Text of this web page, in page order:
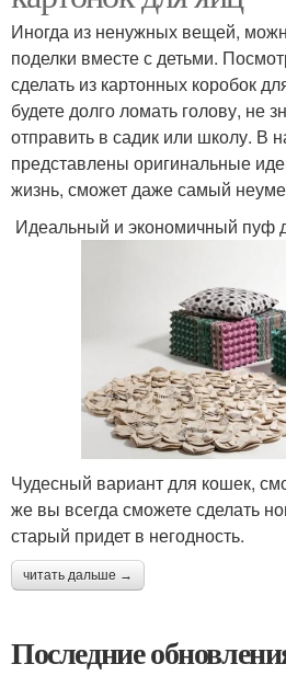
Иногда из ненужных вещей,
поделки вместе с детьми.
сделать из картонных коробок
будете долго ломать голову, не
отправить в садик или школу. В
представлены оригинальные
жизнь, сможет даже самый
Идеальный и экономичный пуф
Чудесный вариант для кошек,
же вы всегда сможете сделать
старый придет в негодность.
читать дальше →
Последние